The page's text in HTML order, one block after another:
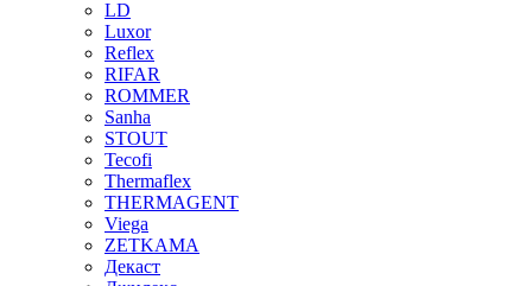
LD
Luxor
Reflex
RIFAR
ROMMER
Sanha
STOUT
Tecofi
Thermaflex
THERMAGENT
Viega
ZETKAMA
Декаст